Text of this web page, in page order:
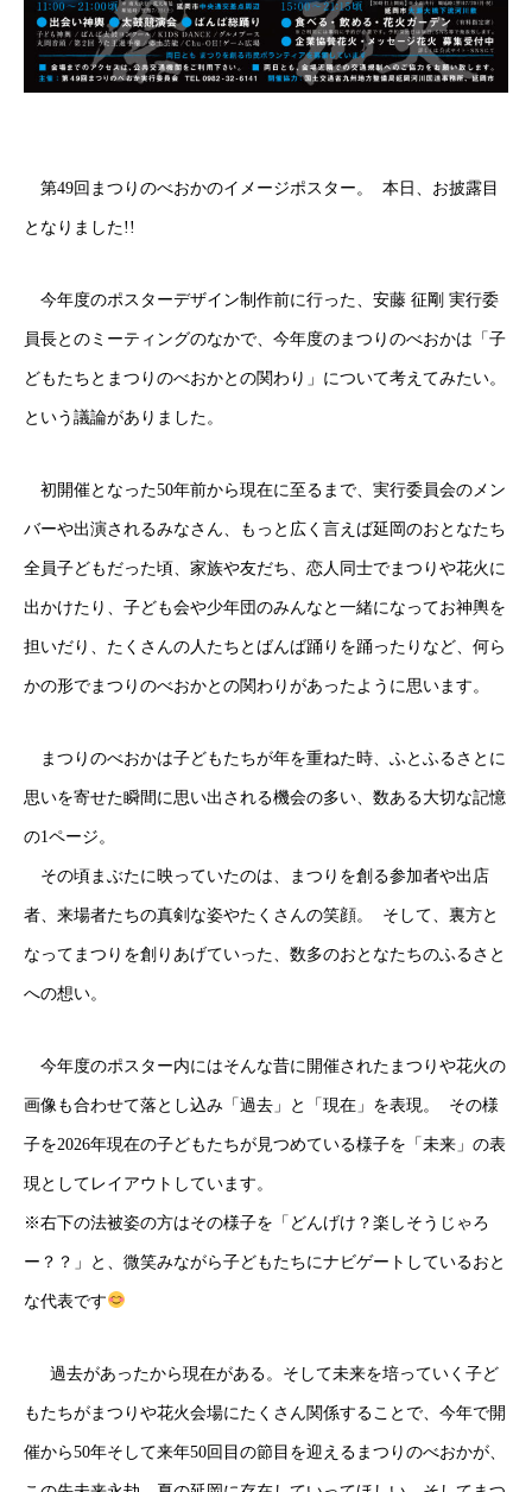
第49回まつりのべおかのイメージポスター。 本日、お披露目
となりました!!⁣
今年度のポスターデザイン制作前に行った、安藤 征剛 実行委
員長とのミーティングのなかで、今年度のまつりのべおかは「子
どもたちとまつりのべおかとの関わり」について考えてみたい。
という議論がありました。
初開催となった50年前から現在に至るまで、実行委員会のメン
バーや出演されるみなさん、もっと広く言えば延岡のおとなたち
全員子どもだった頃、家族や友だち、恋人同士でまつりや花火に
出かけたり、子ども会や少年団のみんなと一緒になってお神輿を
担いだり、たくさんの人たちとばんば踊りを踊ったりなど、何ら
かの形でまつりのべおかとの関わりがあったように思います。
まつりのべおかは子どもたちが年を重ねた時、ふとふるさとに
思いを寄せた瞬間に思い出される機会の多い、数ある大切な記憶
の1ページ。
その頃まぶたに映っていたのは、まつりを創る参加者や出店
者、来場者たちの真剣な姿やたくさんの笑顔。 そして、裏方と
なってまつりを創りあげていった、数多のおとなたちのふるさと
への想い。
今年度のポスター内にはそんな昔に開催されたまつりや花火の
画像も合わせて落とし込み「過去」と「現在」を表現。 その様
子を2026年現在の子どもたちが見つめている様子を「未来」の表
現としてレイアウトしています。
※右下の法被姿の方はその様子を「どんげけ？楽しそうじゃろ
ー？？」と、微笑みながら子どもたちにナビゲートしているおと
な代表です
過去があったから現在がある。そして未来を培っていく子ど
もたちがまつりや花火会場にたくさん関係することで、今年で開
催から50年そして来年50回目の節目を迎えるまつりのべおかが、